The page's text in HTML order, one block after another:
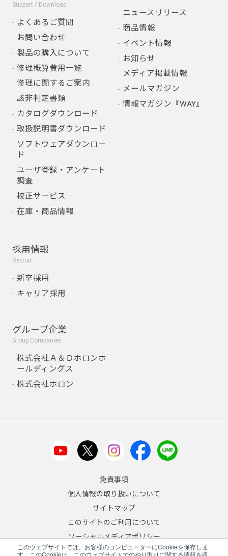
このウェブサイトでは、お客様のコンピューターにCookieを保存しま
す。このCookieは、このウェブサイトでのやり取りに関する情報を収
Support / Download
よくあるご質問
お問い合わせ
製品の購入について
修理概算費用一覧
修理に関するご案内
該非判定書類
カタログダウンロード
取扱説明書ダウンロード
ソフトウェアダウンロー
ド
ユーザ登録・アンケート
調査
校正サービス
在庫・商品情報
ニュースリリース
商品情報
イベント情報
お知らせ
メディア掲載情報
メールマガジン
情報マガジン『WAY』
採用情報
Recruit
新卒採用
キャリア採用
グループ企業
Group Companies
株式会社Ａ＆Ｄホロンホ
ールディングス
株式会社ホロン
免責事項
個人情報の取り扱いについて
サイトマップ
このサイトのご利用について
ソーシャルメディアポリシー
反社会的勢力への対応について